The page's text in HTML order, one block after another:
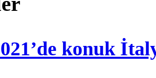
konuk